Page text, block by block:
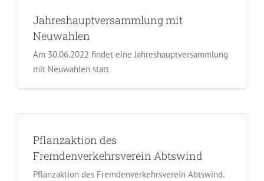
Jahreshauptversammlung mit
Neuwahlen
Am 30.06.2022 findet eine Jahreshauptversammlung
mit Neuwahlen statt
Pflanzaktion des
Fremdenverkehrsverein Abtswind
Pflanzaktion des Fremdenverkehrsverein Abtswind.